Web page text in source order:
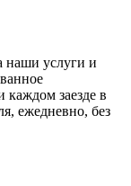
наши услуги и
каждом заезде в
ежедневно, без